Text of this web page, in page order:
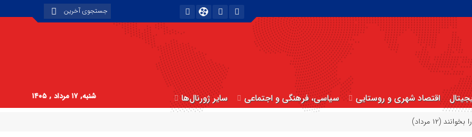
اقتصاد شهری و روستایی سیاسی، فرهنگی و اجتماعی سایر ژورنال‌ها شنبه, ۱۷ مرداد , ۱۴۰۵
(۱۲ مرداد)